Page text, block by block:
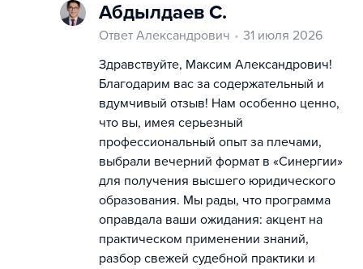
Абдылдаев С.
Ответ Александрович
31 июля 2026
Здравствуйте, Максим Александрович!
Благодарим вас за содержательный и
вдумчивый отзыв! Нам особенно ценно,
что вы, имея серьезный
профессиональный опыт за плечами,
выбрали вечерний формат в «Синергии»
для получения высшего юридического
образования. Мы рады, что программа
оправдала ваши ожидания: акцент на
практическом применении знаний,
разбор свежей судебной практики и